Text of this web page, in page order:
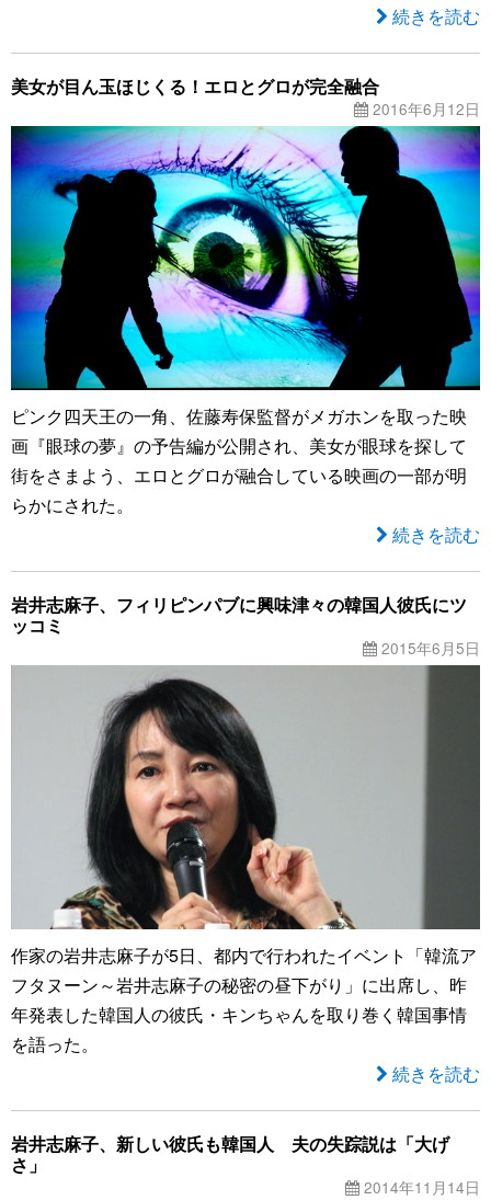
続きを読む
美女が目ん玉ほじくる！エロとグロが完全融合
2016年6月12日
ピンク四天王の一角、佐藤寿保監督がメガホンを取った映
画『眼球の夢』の予告編が公開され、美女が眼球を探して
街をさまよう、エロとグロが融合している映画の一部が明
らかにされた。
続きを読む
岩井志麻子、フィリピンパブに興味津々の韓国人彼氏にツ
ッコミ
2015年6月5日
作家の岩井志麻子が5日、都内で行われたイベント「韓流ア
フタヌーン～岩井志麻子の秘密の昼下がり」に出席し、昨
年発表した韓国人の彼氏・キンちゃんを取り巻く韓国事情
を語った。
続きを読む
岩井志麻子、新しい彼氏も韓国人 夫の失踪説は「大げ
さ」
2014年11月14日